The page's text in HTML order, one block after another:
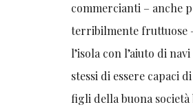
commercianti – anche
terribilmente fruttuose
l’isola con l’aiuto di
stessi di essere capaci
figli della buona